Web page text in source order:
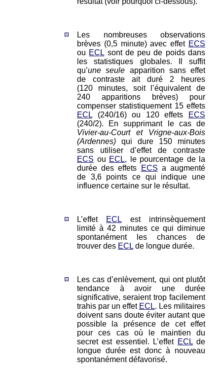
Les nombreuses observations
brèves (0,5 minute) avec effet ECS
ou ECL sont de peu de poids dans
les statistiques globales. Il suffit
qu’une seule apparition sans effet
de contraste ait duré 2 heures
(120 minutes, soit l’équivalent de
240 apparitions brèves) pour
compenser statistiquement 15 effets
ECL (240/16) ou 120 effets
ECS
(240/2). En supprimant le cas de
Vivier-au-Court et Vrigne-aux-Bois
(Ardennes) qui dure 150 minutes
sans utiliser d’effet de contraste
ECS ou ECL, le pourcentage de la
durée des effets
ECS a augmenté
de 3,6 points ce qui indique une
influence certaine sur le résultat.
L’effet ECL est intrinsèquement
limité à 42 minutes ce qui diminue
spontanément les chances de
trouver des ECL de longue durée.
Les cas d’enlèvement, qui ont plutôt
tendance à avoir une durée
significative, seraient trop facilement
trahis par un effet ECL. Les militaires
doivent sans doute éviter autant que
possible la présence de cet effet
pour ces cas où le maintien du
secret est essentiel. L’effet ECLde
longue durée est donc à nouveau
spontanément défavorisé.